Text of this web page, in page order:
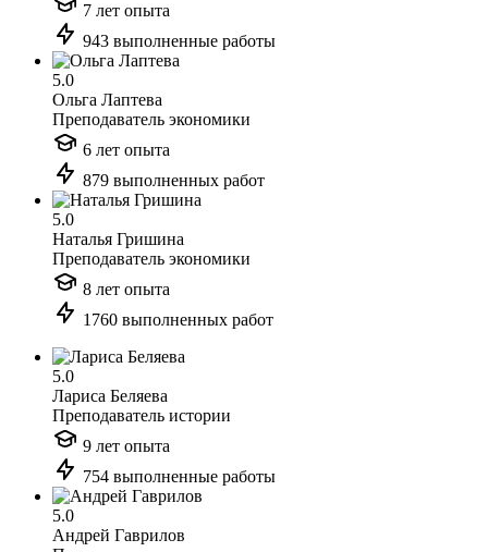
7 лет опыта
943 выполненные работы
5.0
Ольга Лаптева
Преподаватель экономики
6 лет опыта
879 выполненных работ
5.0
Наталья Гришина
Преподаватель экономики
8 лет опыта
1760 выполненных работ
5.0
Лариса Беляева
Преподаватель истории
9 лет опыта
754 выполненные работы
5.0
Андрей Гаврилов